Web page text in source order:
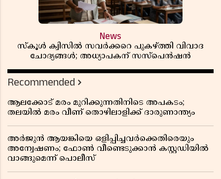
News
സ്കൂൾ ക്വിസിൽ സവർക്കറെ പുകഴ്ത്തി വിവാദ
ചോദ്യങ്ങൾ; അധ്യാപകന് സസ്പെൻഷൻ
Recommended
ആലക്കോട് മരം മുറിക്കുന്നതിനിടെ അപകടം;
തലയിൽ മരം വീണ് തൊഴിലാളിക്ക് ദാരുണാന്ത്യം
അർജുൻ ആയങ്കിയെ ഒളിപ്പിച്ചവർക്കെതിരെയും
അന്വേഷണം; ഫോൺ വീണ്ടെടുക്കാൻ കസ്റ്റഡിയിൽ
വാങ്ങുമെന്ന് പൊലീസ്